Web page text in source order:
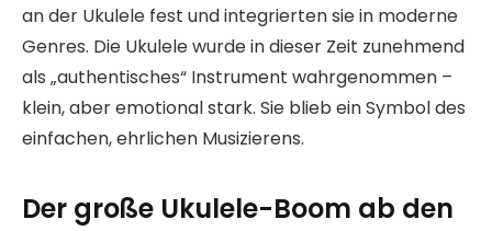
an der Ukulele fest und integrierten sie in moderne
Genres. Die Ukulele wurde in dieser Zeit zunehmend
als „authentisches“ Instrument wahrgenommen –
klein, aber emotional stark. Sie blieb ein Symbol des
einfachen, ehrlichen Musizierens.
Der große Ukulele-Boom ab den